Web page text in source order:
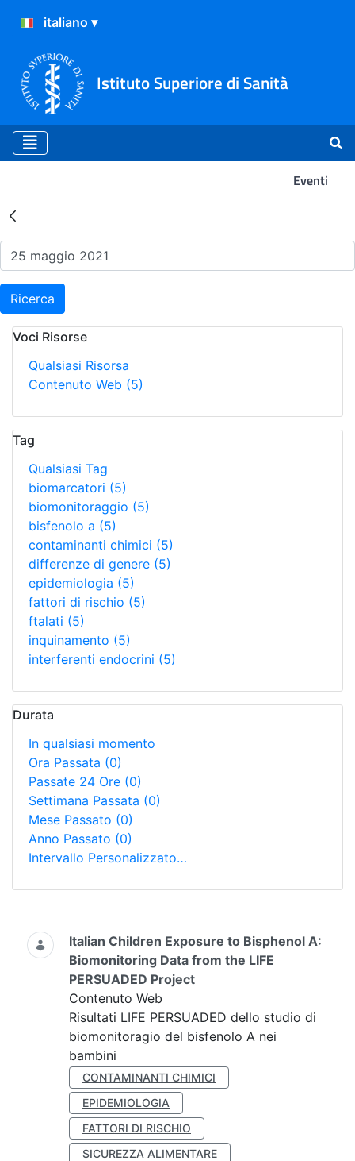
Istituto Superiore di Sanità
Eventi
Risultati della Ricerca -
Ricerca
Voci Risorse
Qualsiasi Risorsa
Contenuto Web (5)
Tag
Qualsiasi Tag
biomarcatori (5)
biomonitoraggio (5)
bisfenolo a (5)
contaminanti chimici (5)
differenze di genere (5)
epidemiologia (5)
fattori di rischio (5)
ftalati (5)
inquinamento (5)
interferenti endocrini (5)
Durata
In qualsiasi momento
Ora Passata (0)
Passate 24 Ore (0)
Settimana Passata (0)
Mese Passato (0)
Anno Passato (0)
Intervallo Personalizzato…
Ricerca
Italian Children Exposure to Bisphenol A:
Biomonitoring Data from the LIFE
PERSUADED Project
Contenuto Web
Risultati LIFE PERSUADED dello studio di
biomonitoragio del bisfenolo A nei
bambini
CONTAMINANTI CHIMICI
EPIDEMIOLOGIA
FATTORI DI RISCHIO
SICUREZZA ALIMENTARE